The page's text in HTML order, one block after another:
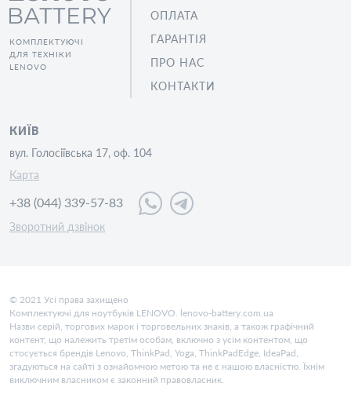
КОМПЛЕКТУЮЧІ
ДЛЯ ТЕХНІКИ
LENOVO
ОПЛАТА
ГАРАНТІЯ
ПРО НАС
КОНТАКТИ
КИЇВ
вул. Голосіївська 17, оф. 104
Карта
+38 (044) 339-57-83
Зворотний дзвінок
© 2021 Усі права захищено
Комплектуючі для ноутбуків LENOVO. lenovo-battery.com.ua
Назви серій, торгових марок і торговельних знаків, а також графічний
контент, що належить третім особам, включно з усім контентом, що
стосується брендів Lenovo, ThinkPad, Yoga, ThinkPadEdge, IdeaPad,
згадуються на сайті з ознайомчою метою та не є нашою власністю. Їхнім
виключним власником є законний правовласник.